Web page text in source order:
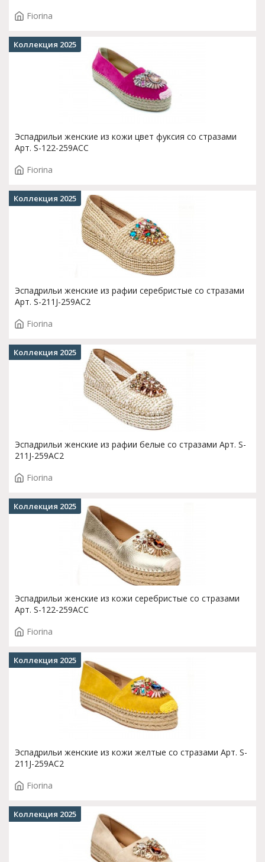
Fiorina
Эспадрильи женские из кожи цвет фуксия со стразами
Арт. S-122-259ACC
Fiorina
Коллекция 2025
Эспадрильи женские из рафии серебристые со стразами
Арт. S-211J-259AC2
Fiorina
Коллекция 2025
Эспадрильи женские из рафии белые со стразами Арт. S-
211J-259AC2
Fiorina
Коллекция 2025
Эспадрильи женские из кожи серебристые со стразами
Арт. S-122-259ACC
Fiorina
Коллекция 2025
Эспадрильи женские из кожи желтые со стразами Арт. S-
211J-259AC2
Fiorina
Коллекция 2025
Коллекция 2025